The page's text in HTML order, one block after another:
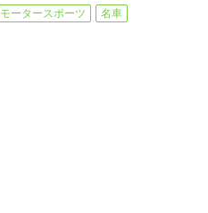
モータースポーツ 名車